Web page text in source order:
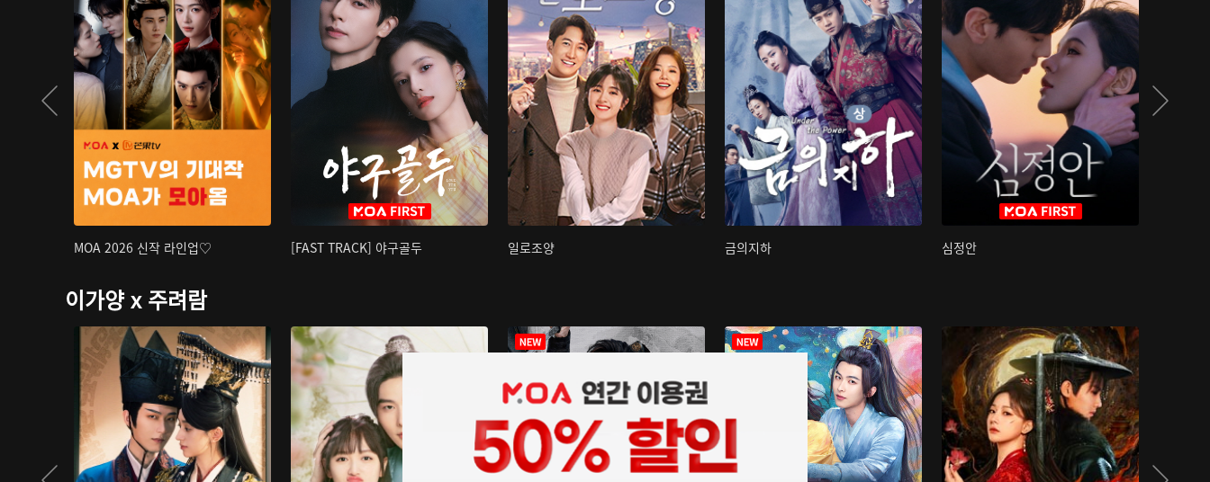
MOA 2026 신작 라인업♡ [FAST TRACK] 야구골두 일로조양 금의지하 심정안
이가양 x 주려람